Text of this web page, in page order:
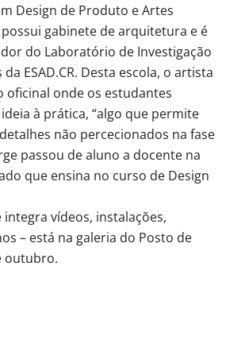
Design de Produto e Artes
gabinete de arquitetura e é
do Laboratório de Investigação
ESAD.CR. Desta escola, o artista
oficinal onde os estudantes
à prática, “algo que permite
não percecionados na fase
passou de aluno a docente na
que ensina no curso de Design
integra vídeos, instalações,
– está na galeria do Posto de
outubro.